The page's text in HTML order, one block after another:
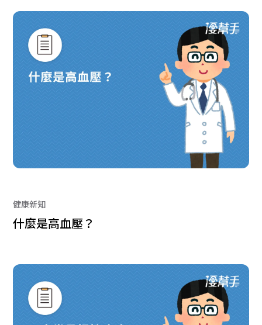
健康新知
什麼是高血壓？